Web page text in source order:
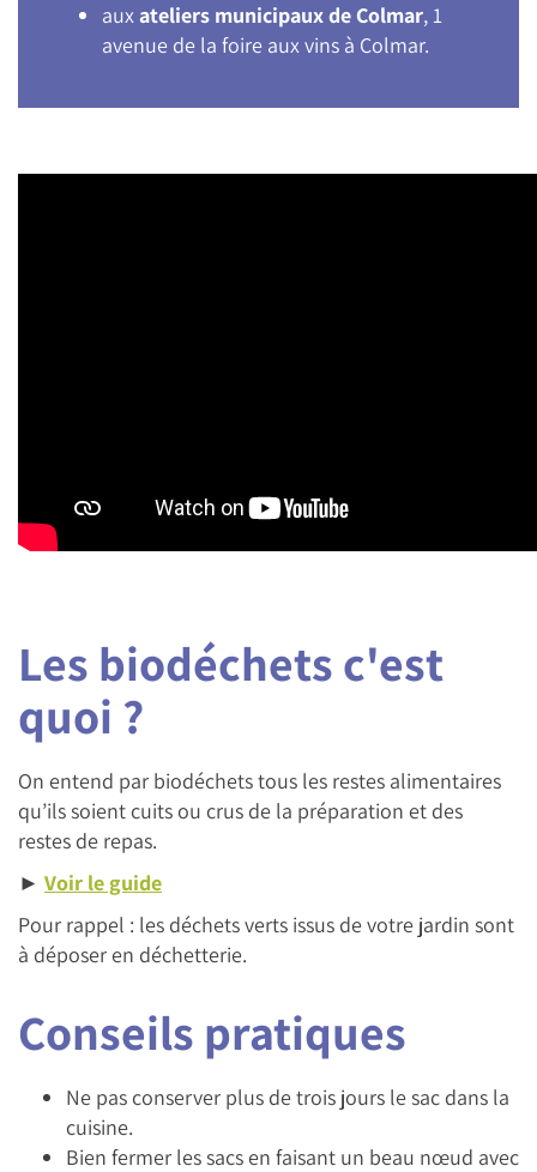
auxateliers municipaux de Colmar, 1
avenue de la foire aux vins à Colmar.
Les biodéchets c'est
quoi ?
On entend par biodéchets tous les restes alimentaires
qu’ils soient cuits ou crus de la préparation et des
restes de repas.
► Voir le guide
Pour rappel : les déchets verts issus de votre jardin sont
à déposer en déchetterie.
Conseils pratiques
Ne pas conserver plus de trois jours le sac dans la
cuisine.
Bien fermer les sacs en faisant un beau nœud avec